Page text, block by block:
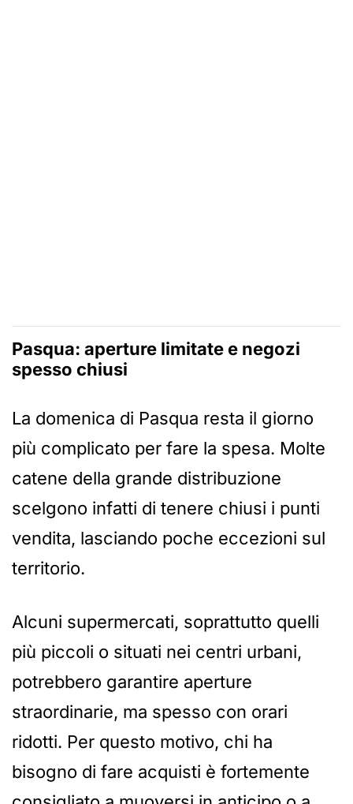
Pasqua: aperture limitate e negozi
spesso chiusi
La domenica di Pasqua resta il giorno
più complicato per fare la spesa. Molte
catene della grande distribuzione
scelgono infatti di tenere chiusi i punti
vendita, lasciando poche eccezioni sul
territorio.
Alcuni supermercati, soprattutto quelli
più piccoli o situati nei centri urbani,
potrebbero garantire aperture
straordinarie, ma spesso con orari
ridotti. Per questo motivo, chi ha
bisogno di fare acquisti è fortemente